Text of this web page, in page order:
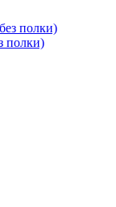
полки)